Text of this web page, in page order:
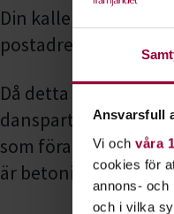
Ansvarsfull
Vi och våra
cookies för
annons- och
och i vilka
Din kallelse/faktura
postadress du anger
Då detta är
danspartner vid lika
som förare eller
är betoning på social